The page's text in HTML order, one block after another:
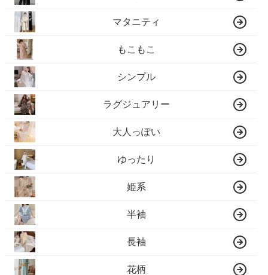
マタニティ
もこもこ
シンプル
ラグジュアリー
大人っぽい
ゆったり
姫系
半袖
長袖
花柄